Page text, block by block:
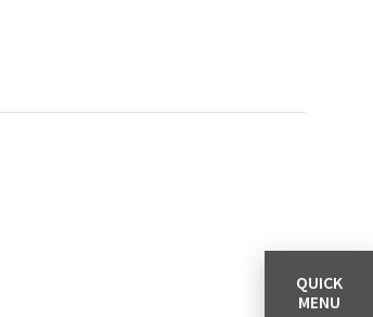
QUICK
MENU